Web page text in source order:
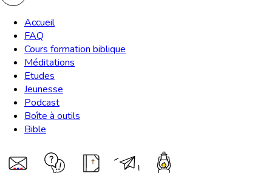
Accueil
FAQ
Cours formation biblique
Méditations
Etudes
Jeunesse
Podcast
Boîte à outils
Bible